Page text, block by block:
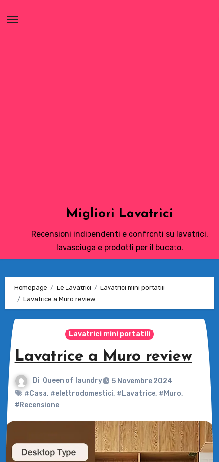
Migliori Lavatrici
Recensioni indipendenti e confronti su lavatrici,
lavasciuga e prodotti per il bucato.
Homepage Le Lavatrici
Lavatrici mini portatili
Lavatrice a Muro review
Lavatrici mini portatili
Lavatrice a Muro review
Di Queen of laundry
5 Novembre 2024
#Casa, #elettrodomestici, #Lavatrice, #Muro,
#Recensione